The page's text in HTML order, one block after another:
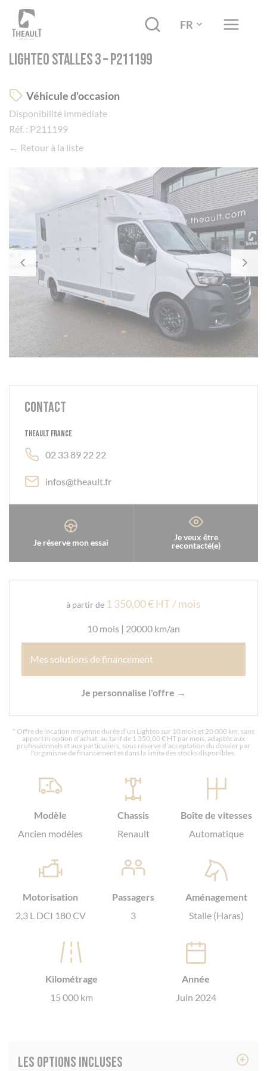
FR
LIGHTEO Stalles 3 – P211199
Véhicule d'occasion
Disponibilité immédiate
Réf. : P211199
← Retour à la liste
Contact
THEAULT France
02 33 89 22 22
infos@theault.fr
Je réserve mon essai
Je veux être
recontacté(e)
à partir de 1 350,00 € HT / mois
10 mois | 20000 km/an
Mes solutions de financement
Je personnalise l'offre →
* Offre de location moyenne durée d’un Lighteo sur 10 mois et 20 000 km, sans
apport ni option d’achat, au tarif de 1 350,00 € HT par mois, adaptée aux
professionnels et aux particuliers, sous réserve d’acceptation du dossier par
l'organisme de financement et dans la limite des stocks disponibles.
Modèle
Ancien modèles
Chassis
Renault
Boîte de vitesses
Automatique
Motorisation
2,3 L DCI 180 CV
Passagers
3
Aménagement
Stalle (Haras)
Kilométrage
15 000 km
Année
Juin 2024
Les options incluses